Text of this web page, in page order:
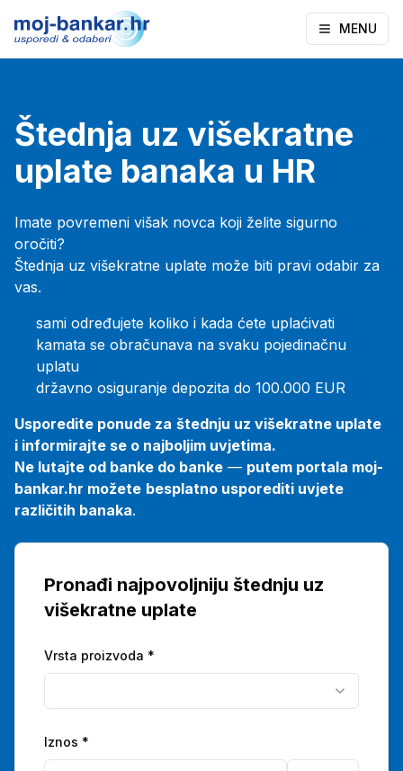
MENU
Štednja uz višekratne
uplate banaka u HR
Imate povremeni višak novca koji želite sigurno
oročiti?
Štednja uz višekratne uplate može biti pravi odabir za
vas.
sami određujete koliko i kada ćete uplaćivati
kamata se obračunava na svaku pojedinačnu
uplatu
državno osiguranje depozita do 100.000 EUR
Usporedite ponude za štednju uz višekratne uplate
i informirajte se o najboljim uvjetima.
Ne lutajte od banke do banke — putem portala moj-
bankar.hr možete besplatno usporediti uvjete
različitih banaka.
Pronađi najpovoljniju štednju uz
višekratne uplate
Vrsta proizvoda *
Iznos *